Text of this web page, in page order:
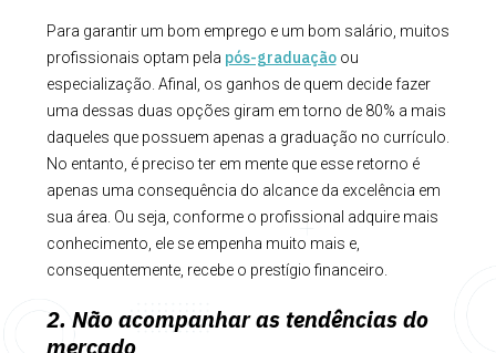
Para garantir um bom emprego e um bom salário, muitos
profissionais optam pela pós-graduaçãoou
especialização. Afinal, os ganhos de quem decide fazer
uma dessas duas opções giram em torno de 80% a mais
daqueles que possuem apenas a graduação no currículo.
No entanto, é preciso ter em mente que esse retorno é
apenas uma consequência do alcance da excelência em
sua área. Ou seja, conforme o profissional adquire mais
conhecimento, ele se empenha muito mais e,
consequentemente, recebe o prestígio financeiro.
2. Não acompanhar as tendências do
mercado